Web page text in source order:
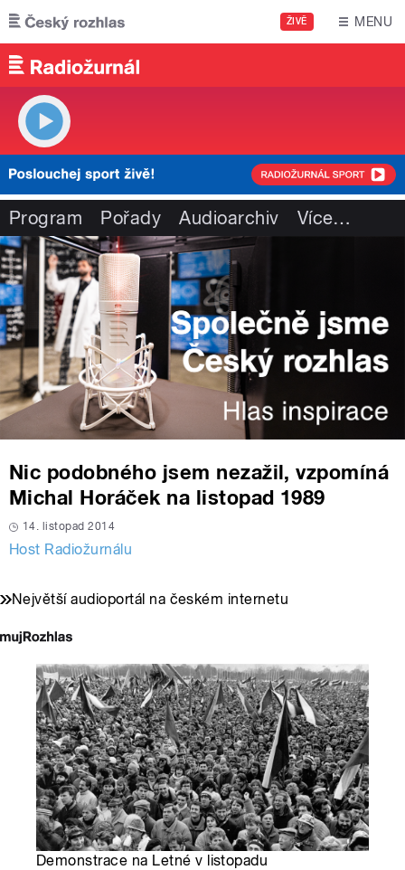
Přejít k hlavnímu obsahu
ŽIVĚ MENU
Program Pořady Audioarchiv Více…
Nic podobného jsem nezažil, vzpomíná
Michal Horáček na listopad 1989
14. listopad 2014
Host Radiožurnálu
Největší audioportál na českém internetu
Demonstrace na Letné v listopadu